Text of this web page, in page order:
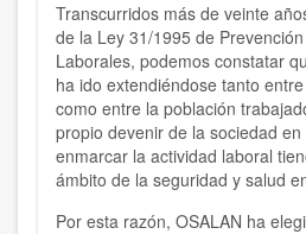
Transcurridos más de veinte
de la Ley 31/1995 de
Laborales, podemos constatar
ha ido extendiéndose tanto
como entre la población
propio devenir de la sociedad
enmarcar la actividad laboral
ámbito de la seguridad y salud
Por esta razón, OSALAN ha